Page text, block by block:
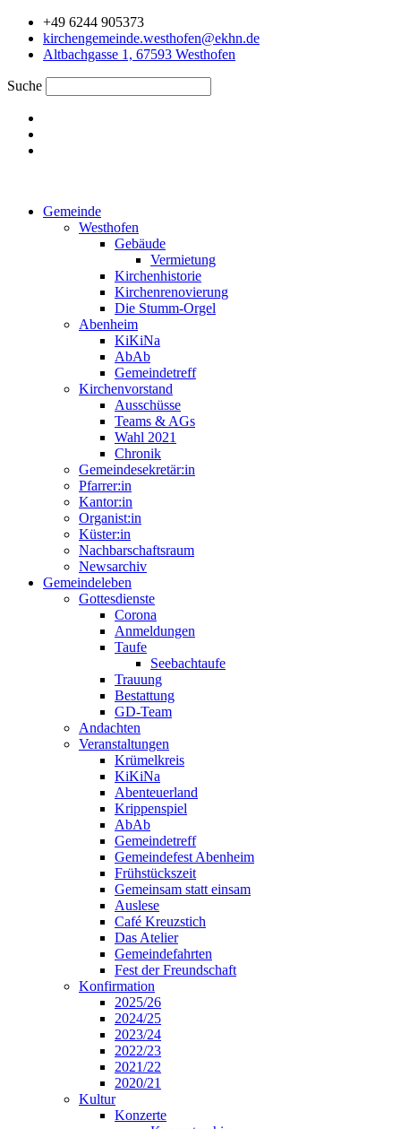
Zum
Inhalt
springen
+49 6244 905373
kirchengemeinde.westhofen@ekhn.de
Altbachgasse 1, 67593 Westhofen
Suche
Gemeinde
Westhofen
Gebäude
Vermietung
Kirchenhistorie
Kirchenrenovierung
Die Stumm-Orgel
Abenheim
KiKiNa
AbAb
Gemeindetreff
Kirchenvorstand
Ausschüsse
Teams & AGs
Wahl 2021
Chronik
Gemeindesekretär:in
Pfarrer:in
Kantor:in
Organist:in
Küster:in
Nachbarschaftsraum
Newsarchiv
Gemeindeleben
Gottesdienste
Corona
Anmeldungen
Taufe
Seebachtaufe
Trauung
Bestattung
GD-Team
Andachten
Veranstaltungen
Krümelkreis
KiKiNa
Abenteuerland
Krippenspiel
AbAb
Gemeindetreff
Gemeindefest Abenheim
Frühstückszeit
Gemeinsam statt einsam
Auslese
Café Kreuzstich
Das Atelier
Gemeindefahrten
Fest der Freundschaft
Konfirmation
2025/26
2024/25
2023/24
2022/23
2021/22
2020/21
Kultur
Konzerte